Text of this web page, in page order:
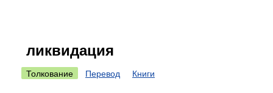
ликвидация
Толкование Перевод Книги